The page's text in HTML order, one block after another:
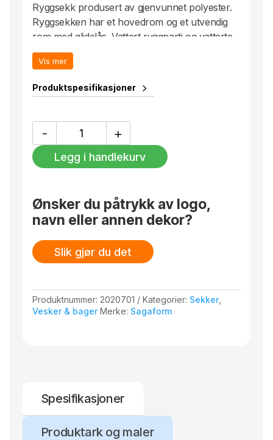
Ryggsekk produsert av gjenvunnet polyester.
Ryggsekken har et hovedrom og et utvendig
rom med glidelås. Vattert ryggparti og vatterte
justerbare skulderreimer. Bærehåndtak på
toppen.
Trykk: Kode 11
returrett – gjelder så langt lageret rekker.
Vis mer
Produktspesifikasjoner
-
ryggsekk,
svart
antall
+
Legg i handlekurv
Ønsker du påtrykk av logo,
navn eller annen dekor?
Slik gjør du det
Produktnummer: 2020701 Kategorier: Sekker,
Vesker & bager Merke: Sagaform
Spesifikasjoner
Produktark og maler